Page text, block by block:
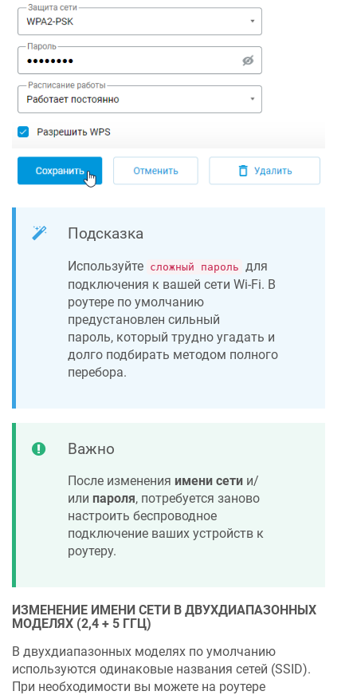
Подсказка
Используйте сложный пароль
для
подключения к вашей сети Wi-Fi. В
роутере по умолчанию
предустановлен сильный
пароль, который трудно угадать и
долго подбирать методом полного
перебора.
Важно
После изменения имени сети и/
или пароля, потребуется заново
настроить беспроводное
подключение ваших устройств к
роутеру.
ИЗМЕНЕНИЕ ИМЕНИ СЕТИ В ДВУХДИАПАЗОННЫХ
МОДЕЛЯХ (2,4 + 5 ГГЦ)
В двухдиапазонных моделях по умолчанию
используются одинаковые названия сетей (SSID).
При необходимости вы можете на роутере